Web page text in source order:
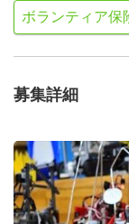
ボランティア保
募集詳細